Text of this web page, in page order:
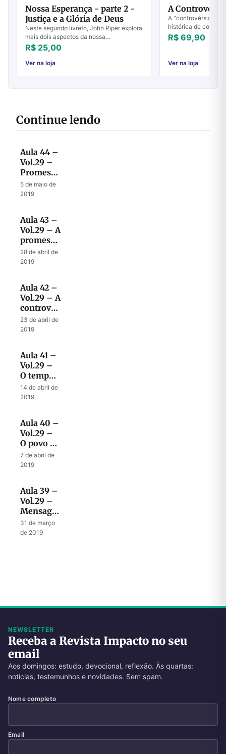
Nossa Esperança - parte 2 -
Justiça e a Glória de Deus
Neste segundo livreto, John Piper explora
mais dois aspectos da nossa
esperança: a justiça e a glória de Deus.
Veja alguns assuntos abordados nestes
artigos:...
R$ 25,00
Ver na loja
A
A "controvérsia de
histórica de conflito
em torno da cidade
passado, presente
R$ 69,90
Ver na loja
Continue lendo
Aula 44 –
Vol.29 –
Promessas
de
restauração
5 de maio de
2019
Aula 43 –
Vol.29 – A
promessa
da Nova
Aliança
original
28 de abril de
2019
Aula 42 –
Vol.29 – A
controvérsia
de Deus
com
nações
23 de abril de
2019
Aula 41 –
Vol.29 –
O tempo
da
angústia
14 de abril de
2019
Aula 40 –
Vol.29 –
O povo de
Israel e a
sua terra
7 de abril de
2019
Aula 39 –
Vol.29 –
Mensagem
de
esperança
31 de março
de 2019
NEWSLETTER
Receba a Revista Impacto no seu
email
Aos domingos: estudo, devocional, reflexão. Às quartas:
notícias, testemunhos e novidades. Sem spam.
Nome completo
Email